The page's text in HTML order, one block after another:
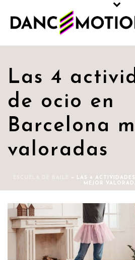
Las 4
de ocio en
Barcelona
valoradas
»
LAS 4
MEJOR